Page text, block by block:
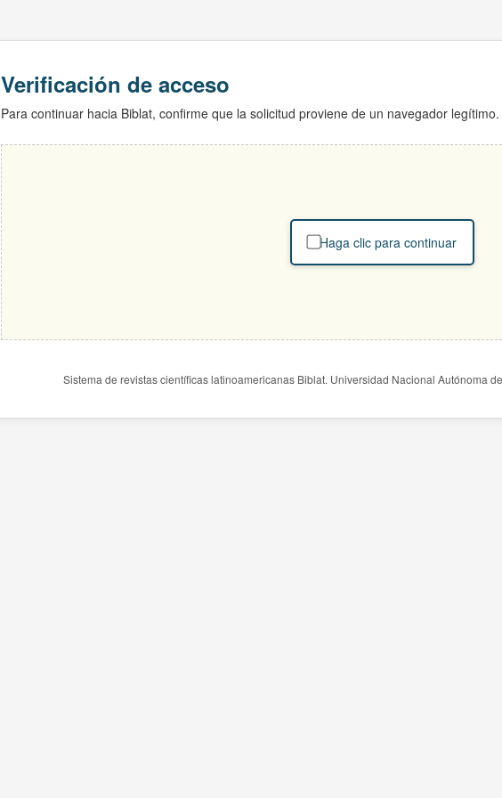
Verificación de acceso
Para continuar hacia Biblat, confirme que la solicitud proviene de un navegador legítimo.
Haga clic para continuar
Sistema de revistas científicas latinoamericanas Biblat. Universidad Nacional Autónoma